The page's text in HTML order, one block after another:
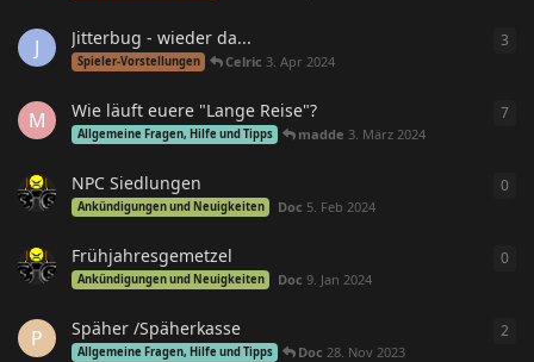
J Jitterbug - wieder da...
Spieler-Vorstellungen Celric 3. Apr 2024
3
M Wie läuft euere "Lange Reise"?
Allgemeine Fragen, Hilfe und Tipps madde 3. März 2024
7
NPC Siedlungen
Ankündigungen und Neuigkeiten Doc 5. Feb 2024
0
Frühjahresgemetzel
Ankündigungen und Neuigkeiten Doc 9. Jan 2024
0
P Späher /Späherkasse
Allgemeine Fragen, Hilfe und Tipps Doc 28. Nov 2023
2